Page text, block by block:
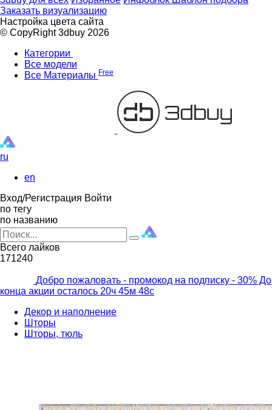
Заказать визуализацию
Настройка цвета сайта
© CopyRight 3dbuy 2026
Категории
Все модели
Все Материалы Free
ru
en
Вход/Регистрация Войти
по тегу
по названию
Всего лайков
171240
Добро пожаловать - промокод на подписку - 30% До
конца акции осталось 20ч 45м 46с
Декор и наполнение
Шторы
Шторы, тюль